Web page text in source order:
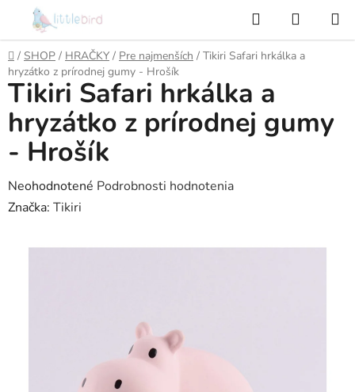
obsah
Hľadať
KOŠÍK
Domov
/ SHOP / HRAČKY / Pre najmenších / Tikiri Safari hrkálka a
hryzátko z prírodnej gumy - Hrošík
Tikiri Safari hrkálka a
hryzátko z prírodnej gumy
- Hrošík
Priemerné
hodnotenie
Neohodnotené Podrobnosti hodnotenia
Značka: Tikiri